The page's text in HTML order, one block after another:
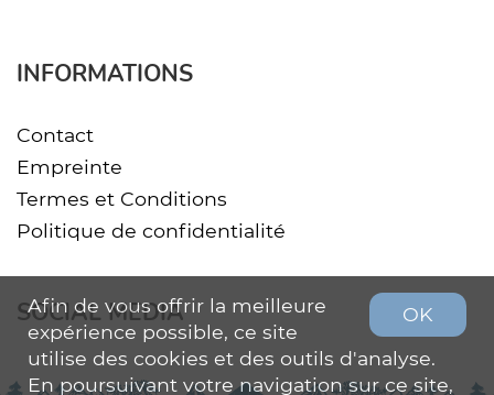
INFORMATIONS
Contact
Empreinte
Termes et Conditions
Politique de confidentialité
SOCIAL MEDIA OK
Afin de vous offrir la meilleure
expérience possible, ce site
utilise des cookies et des outils d'analyse.
En poursuivant votre navigation sur ce site,